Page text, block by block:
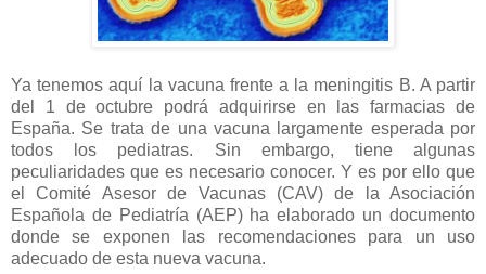
Ya tenemos aquí la vacuna frente a la meningitis B. A partir
del 1 de octubre podrá adquirirse en las farmacias de
España. Se trata de una vacuna largamente esperada por
todos los pediatras. Sin embargo, tiene algunas
peculiaridades que es necesario conocer. Y es por ello que
el Comité Asesor de Vacunas (CAV) de la Asociación
Española de Pediatría (AEP) ha elaborado un documento
donde se exponen las recomendaciones para un uso
adecuado de esta nueva vacuna.